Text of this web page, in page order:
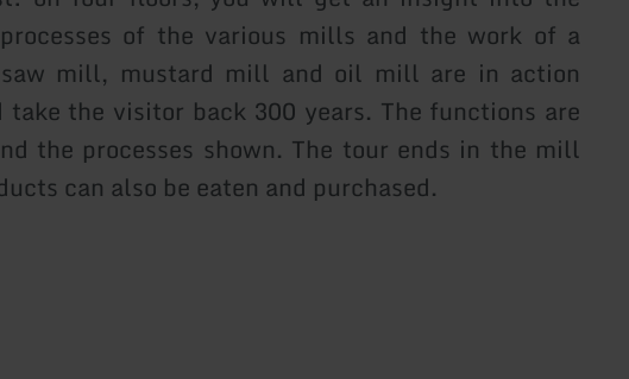
of the various mills and the work of a
mill, mustard mill and oil mill are in action
the visitor back 300 years. The functions are
the processes shown. The tour ends in the mill
can also be eaten and purchased.